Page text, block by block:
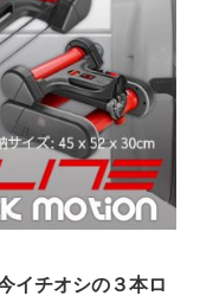
イチオシの３本ロ